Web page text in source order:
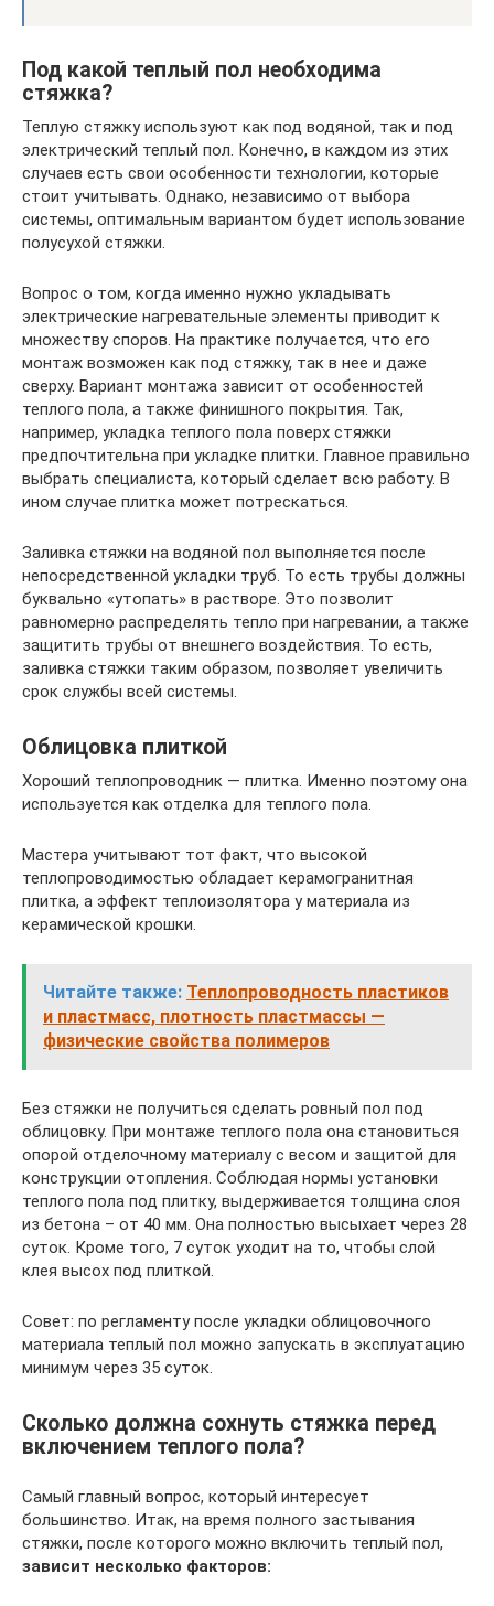
Под какой теплый пол необходима
стяжка?
Теплую стяжку используют как под водяной, так и под
электрический теплый пол. Конечно, в каждом из этих
случаев есть свои особенности технологии, которые
стоит учитывать. Однако, независимо от выбора
системы, оптимальным вариантом будет использование
полусухой стяжки.
Вопрос о том, когда именно нужно укладывать
электрические нагревательные элементы приводит к
множеству споров. На практике получается, что его
монтаж возможен как под стяжку, так в нее и даже
сверху. Вариант монтажа зависит от особенностей
теплого пола, а также финишного покрытия. Так,
например, укладка теплого пола поверх стяжки
предпочтительна при укладке плитки. Главное правильно
выбрать специалиста, который сделает всю работу. В
ином случае плитка может потрескаться.
Заливка стяжки на водяной пол выполняется после
непосредственной укладки труб. То есть трубы должны
буквально «утопать» в растворе. Это позволит
равномерно распределять тепло при нагревании, а также
защитить трубы от внешнего воздействия. То есть,
заливка стяжки таким образом, позволяет увеличить
срок службы всей системы.
Облицовка плиткой
Хороший теплопроводник — плитка. Именно поэтому она
используется как отделка для теплого пола.
Мастера учитывают тот факт, что высокой
теплопроводимостью обладает керамогранитная
плитка, а эффект теплоизолятора у материала из
керамической крошки.
Читайте также: Теплопроводность пластиков
и пластмасс, плотность пластмассы —
физические свойства полимеров
Без стяжки не получиться сделать ровный пол под
облицовку. При монтаже теплого пола она становиться
опорой отделочному материалу с весом и защитой для
конструкции отопления. Соблюдая нормы установки
теплого пола под плитку, выдерживается толщина слоя
из бетона – от 40 мм. Она полностью высыхает через 28
суток. Кроме того, 7 суток уходит на то, чтобы слой
клея высох под плиткой.
Совет: по регламенту после укладки облицовочного
материала теплый пол можно запускать в эксплуатацию
минимум через 35 суток.
Сколько должна сохнуть стяжка перед
включением теплого пола?
Самый главный вопрос, который интересует
большинство. Итак, на время полного застывания
стяжки, после которого можно включить теплый пол,
зависит несколько факторов: